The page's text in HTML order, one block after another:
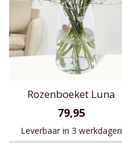
Rozenboeket Luna
79,95
Leverbaar in 3 werkdagen